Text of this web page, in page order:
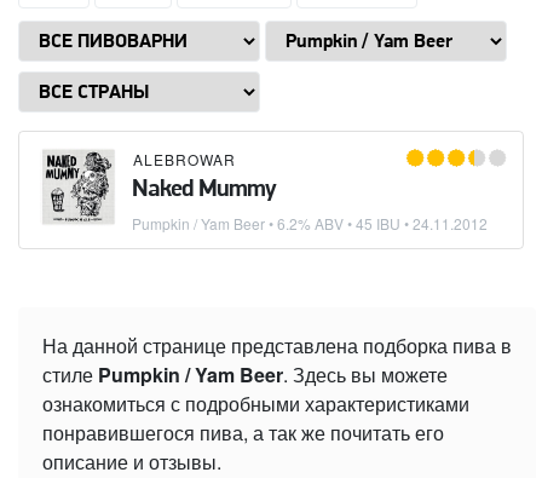
ALEBROWAR
Naked Mummy
Pumpkin / Yam Beer• 6.2% ABV • 45 IBU •24.11.2012
На данной странице представлена подборка пива в
стиле Pumpkin / Yam Beer. Здесь вы можете
ознакомиться с подробными характеристиками
понравившегося пива, а так же почитать его
описание и отзывы.